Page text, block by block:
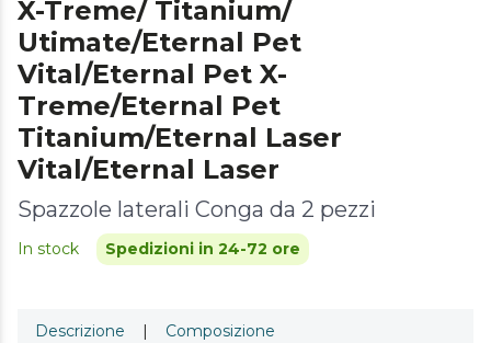
X-Treme/ Titanium/
Utimate/Eternal Pet
Vital/Eternal Pet X-
Treme/Eternal Pet
Titanium/Eternal Laser
Vital/Eternal Laser
Spazzole laterali Conga da 2 pezzi
In stock Spedizioni in 24-72 ore
Descrizione | Composizione